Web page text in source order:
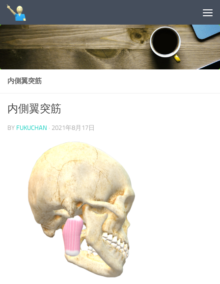
コンテンツへスキップ
内側翼突筋
内側翼突筋
BY FUKUCHAN · 2021年8月17日